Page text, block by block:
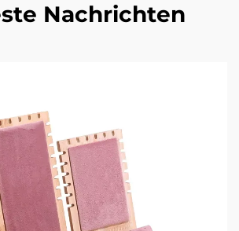
Nachrichten